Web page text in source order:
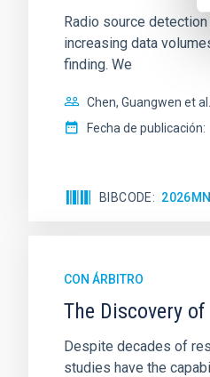
Radio source
increasing data
finding. We
Chen, Guangwen et al.
Fecha de publicación:
BIBCODE
CON ÁRBITRO
The Discovery
Despite decades of
studies have the